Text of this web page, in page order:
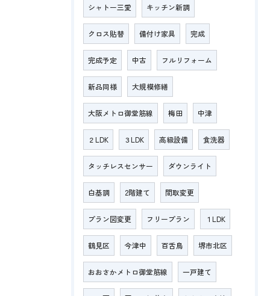
シャトー三愛 キッチン新調
クロス貼替 備付け家具 完成
完成予定 中古 フルリフォーム
新品同様 大規模修繕
大阪メトロ御堂筋線 梅田 中津
２LDK ３LDK 高級設備 食洗器
タッチレスセンサー ダウンライト
白基調 2階建て 間取変更
プラン図変更 フリープラン １LDK
鶴見区 今津中 百舌鳥 堺市北区
おおさかメトロ御堂筋線 一戸建て